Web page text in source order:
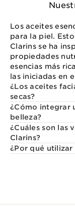
Los aceites
para la piel.
Clarins se ha
propiedades
esencias más
las iniciadas en
¿Los aceites
secas?
¿Cómo integrar
belleza?
¿Cuáles son las
Clarins?
¿Por qué utilizar